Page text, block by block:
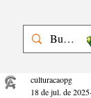
culturacaopg
18 de jul. de 2025